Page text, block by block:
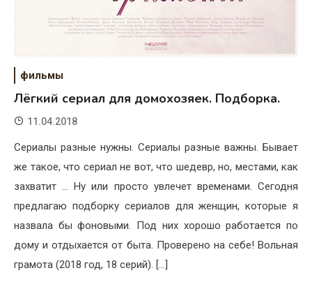
фильмы
Лёгкий сериал для домохозяек. Подборка.
11.04.2018
Сериалы разные нужны. Сериалы разные важны. Бывает
же такое, что сериал не вот, что шедевр, но, местами, как
захватит … Ну или просто увлечет временами. Сегодня
предлагаю подборку сериалов для женщин, которые я
назвала бы фоновыми. Под них хорошо работается по
дому и отдыхается от быта. Проверено на себе! Вольная
грамота (2018 год, 18 серий). […]